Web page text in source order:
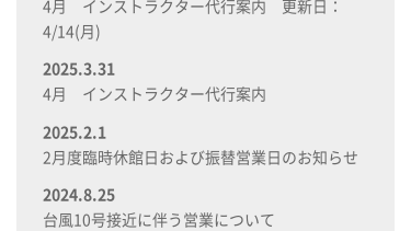
4月 インストラクター代行案内 更新日：
4/14(月)
2025.3.31
4月 インストラクター代行案内
2025.2.1
2月度臨時休館日および振替営業日のお知らせ
2024.8.25
台風10号接近に伴う営業について